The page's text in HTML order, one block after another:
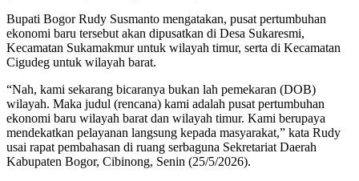
Bupati Bogor Rudy Susmanto mengatakan, pusat pertumbuhan
ekonomi baru tersebut akan dipusatkan di Desa Sukaresmi,
Kecamatan Sukamakmur untuk wilayah timur, serta di Kecamatan
Cigudeg untuk wilayah barat.
“Nah, kami sekarang bicaranya bukan lah pemekaran (DOB)
wilayah. Maka judul (rencana) kami adalah pusat pertumbuhan
ekonomi baru wilayah barat dan wilayah timur. Kami berupaya
mendekatkan pelayanan langsung kepada masyarakat,” kata Rudy
usai rapat pembahasan di ruang serbaguna Sekretariat Daerah
Kabupaten Bogor, Cibinong, Senin (25/5/2026).